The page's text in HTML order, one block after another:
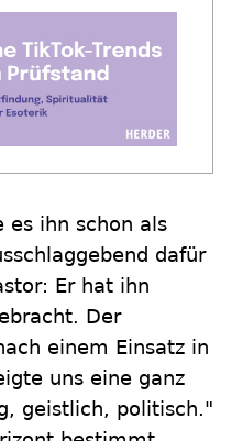
es ihn schon als
dafür
Er hat ihn
Der
einem Einsatz in
uns eine ganz
geistlich, politisch."